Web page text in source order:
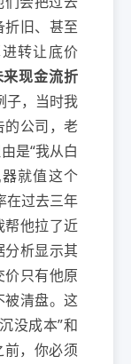
折旧、甚至
转让底价
现金流折
子，当时我
的公司，老
是“我从白
就值这个
在过去三年
帮他拉了近
分析显示其
只有他原
清盘。这
没成本”和
前，你必须